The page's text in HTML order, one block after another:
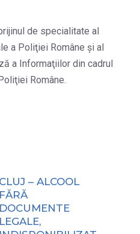
de specialitate al
a Poliţiei Române şi al
a Informaţiilor din cadrul
Române.
CLUJ – ALCOOL
FĂRĂ
DOCUMENTE
LEGALE,